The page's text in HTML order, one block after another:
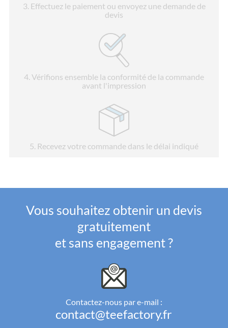
3 . Effectuez le paiement ou envoyez une demande de
devis
4. Vérifions ensemble la conformité de la commande
avant l'impression
5 . Recevez votre commande dans le délai indiqué
Vous souhaitez obtenir un devis
gratuitement
et sans engagement ?
Contactez-nous par e-mail :
contact@teefactory.fr